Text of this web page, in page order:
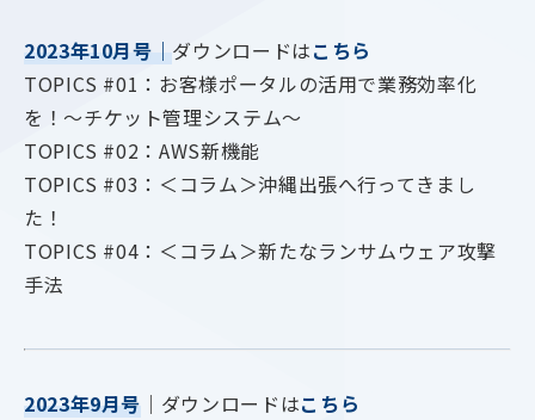
2023年10月号 ｜ ダウンロードはこちら
TOPICS #01：お客様ポータルの活用で業務効率化
を！～チケット管理システム～
TOPICS #02：AWS新機能
TOPICS #03：＜コラム＞沖縄出張へ行ってきまし
た！
TOPICS #04：＜コラム＞新たなランサムウェア攻撃
手法
2023年9月号 ｜ダウンロードはこちら